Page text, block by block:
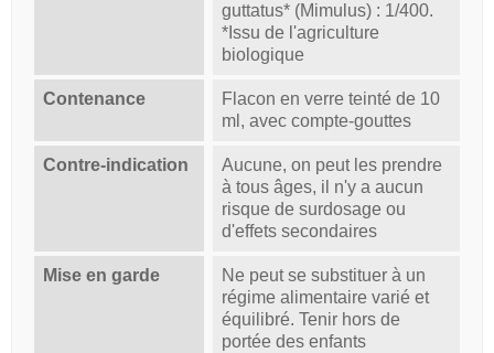
guttatus* (Mimulus) : 1/400.
*Issu de l'agriculture
biologique
Contenance
Flacon en verre teinté de 10
ml, avec compte-gouttes
Contre-indication
Aucune, on peut les prendre
à tous âges, il n'y a aucun
risque de surdosage ou
d'effets secondaires
Mise en garde
Ne peut se substituer à un
régime alimentaire varié et
équilibré. Tenir hors de
portée des enfants